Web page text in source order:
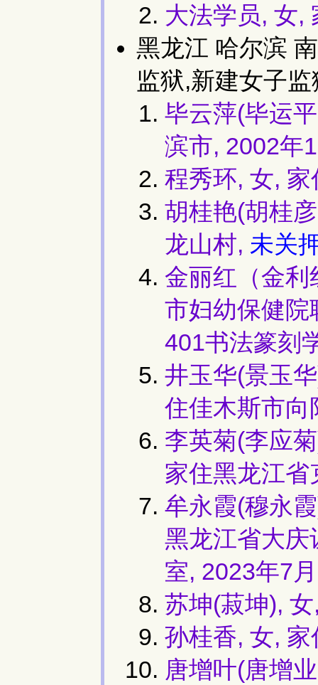
大法学员, 女,
黑龙江 哈尔滨
监狱,新建女子
毕云萍(毕运
滨市, 2002年
程秀环, 女,
胡桂艳(胡桂
龙山村, 未关
金丽红（金利
市妇幼保健院
401书法篆刻
井玉华(景玉
住佳木斯市
李英菊(李应
家住黑龙江
牟永霞(穆永
黑龙江省大庆
室, 2023年7
苏坤(菽坤),
孙桂香, 女,
唐增叶(唐增